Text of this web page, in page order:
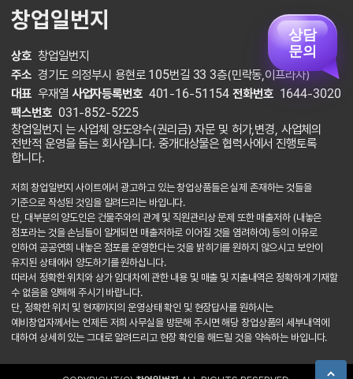
창업일번지
상호 창업일번지
주소 경기도 의정부시 용현로 105번길 33 3층(민락동,이프라자)
대표 우재열 사업자등록번호 401-16-51154 전화번호 1644-3020
팩스번호 031-852-5225
창업일번지 는 사업체 양도양수(권리금) 자문 및 허가,변경, 사업체의
전반적 운영을 돕는 회사입니다. 중개대상물은 협력사에서 진행토록
합니다.
저희 창업일번지 사이트에서 광고하고 있는 창업상품들은 실제 존재하는 것들을
기준으로 작성된 것임을 알려드리는 바입니다.
단, 대부분의 양도인은 건물주와의 관계 및 직원관리상 문제 또한 매출저하 (내놓은
점포라는 것을 손님들이 알게되면 매출저하로 이어질 것을 염려하여) 등의 이유로
인하여 공공연희 내놓은 점포를 운영한다는 것을 밝히기를 원하지 않으시고 보안이
유지된 상태에서 양도하기를 원하십니다.
따라서 정확한 위치와 상가 임대차에 관한 내용 및 매출 및 지출내역은 정확하게 기재할
수 없음을 양해해 주시기 바랍니다.
단, 정확한 위치 및 현재까지의 운영상태 확인 및 현장답사를 원하시는
예비창업자께서는 언제든 저희 사무실을 방문해 주시면 해당 창업상품의 세부내역에
대하여 상세히 있는 그대로 알려드리고 현장 확인을 해드릴 것을 약속하는 바입니다.
상담
문의